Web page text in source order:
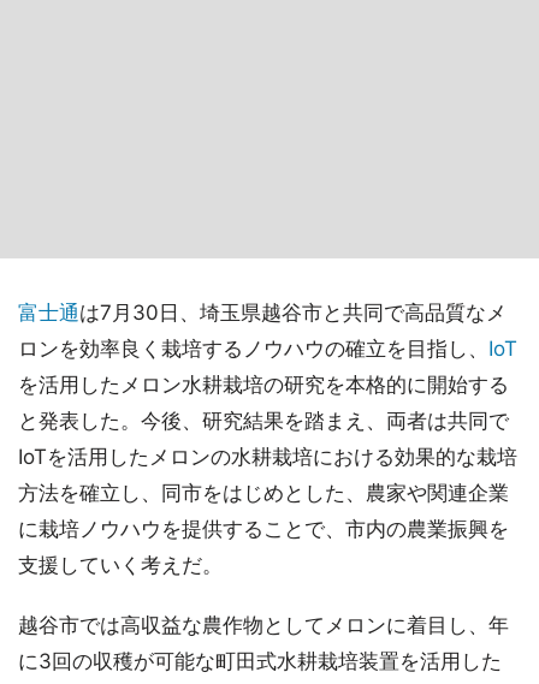
富士通は7月30日、埼玉県越谷市と共同で高品質なメ
ロンを効率良く栽培するノウハウの確立を目指し、 IoT
を活用したメロン水耕栽培の研究を本格的に開始する
と発表した。今後、研究結果を踏まえ、両者は共同で
IoTを活用したメロンの水耕栽培における効果的な栽培
方法を確立し、同市をはじめとした、農家や関連企業
に栽培ノウハウを提供することで、市内の農業振興を
支援していく考えだ。
越谷市では高収益な農作物としてメロンに着目し、年
に3回の収穫が可能な町田式水耕栽培装置を活用した